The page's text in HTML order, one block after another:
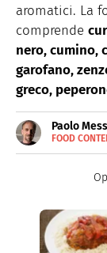
aromatici. La
comprende
nero, cumino,
garofano,
greco,
Paolo
FOOD
Cuoco